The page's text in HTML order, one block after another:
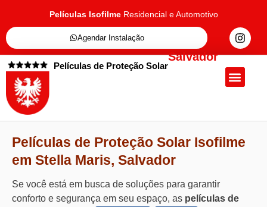
Películas Isofilme Residencial e Automotivo
Agendar Instalação
Películas de Proteção Solar
Salvador
Películas de Proteção Solar Isofilme
em Stella Maris, Salvador
Se você está em busca de soluções para garantir
conforto e segurança em seu espaço, as películas de